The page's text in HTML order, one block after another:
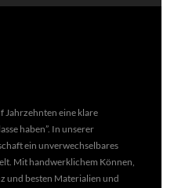
Jahrzehnten eine klare
haben”. In unserer
ein unverwechselbares
Mit handwerklichem Können,
und besten Materialien und